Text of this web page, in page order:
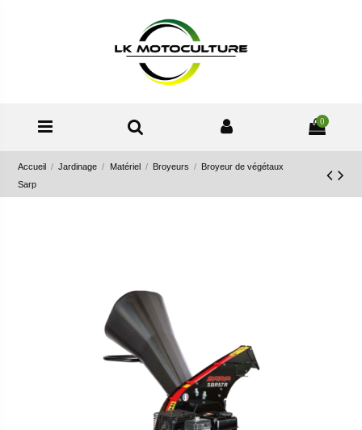
0
Accueil Jardinage Matériel Broyeurs
Broyeur de végétaux
Sarp